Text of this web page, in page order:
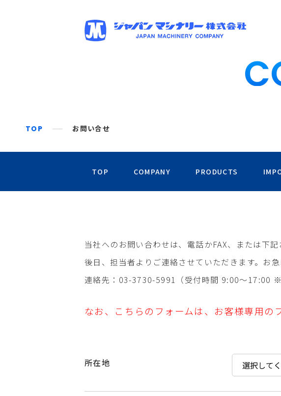
TOP お問い合せ
TOP COMPANY PRODUCTS
当社へのお問い合わせは、電話かFAX、または下
後日、担当者よりご連絡させていただきます。お
連絡先：03-3730-5991（受付時間 9:00〜17:00 ※
なお、こちらのフォームは、お客様専用の
所在地